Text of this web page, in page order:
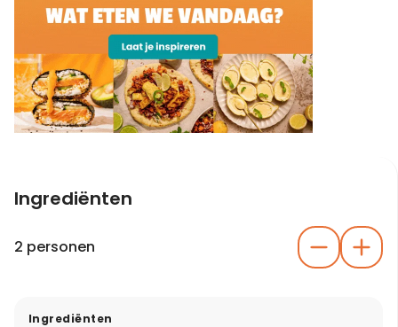
Ingrediënten
2 personen
Ingrediënten